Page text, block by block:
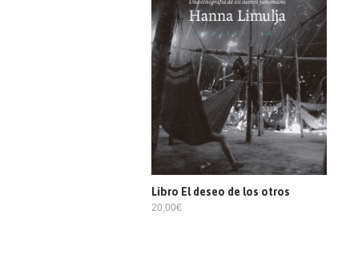
Libro El deseo de los otros
20,00€